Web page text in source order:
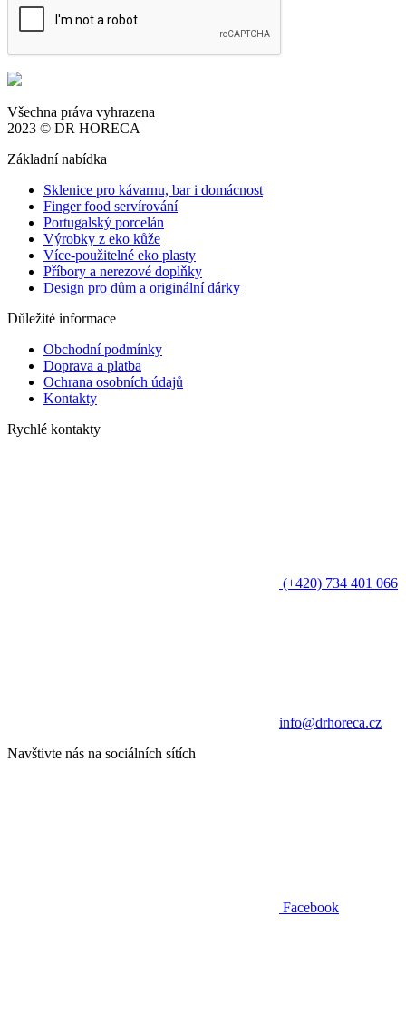
Všechna práva vyhrazena
2023 © DR HORECA
Základní nabídka
Sklenice pro kávarnu, bar i domácnost
Finger food servírování
Portugalský porcelán
Výrobky z eko kůže
Více-použitelné eko plasty
Příbory a nerezové doplňky
Design pro dům a originální dárky
Důležité informace
Obchodní podmínky
Doprava a platba
Ochrana osobních údajů
Kontakty
Rychlé kontakty
(+420) 734 401 066
info@drhoreca.cz
Navštivte nás na sociálních sítích
Facebook